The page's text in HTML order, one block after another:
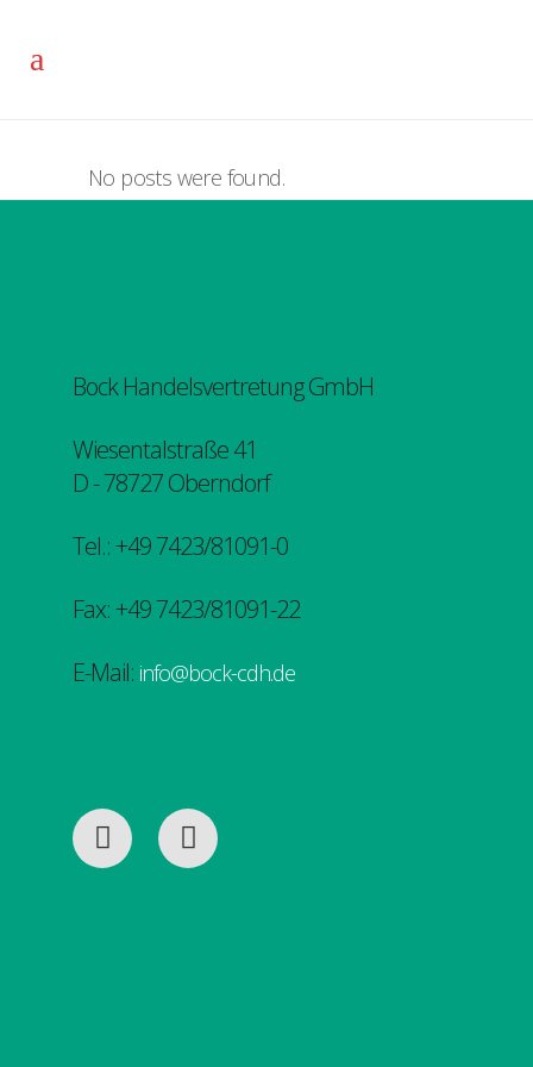
No posts were found.
Bock Handelsvertretung GmbH
Wiesentalstraße 41
D - 78727 Oberndorf
Tel.: +49 7423/81091-0
Fax: +49 7423/81091-22
E-Mail: info@bock-cdh.de